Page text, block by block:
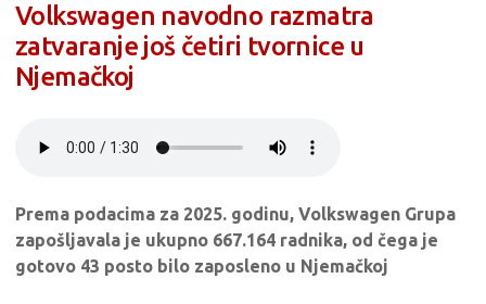
Volkswagen navodno razmatra
zatvaranje još četiri tvornice u
Njemačkoj
Prema podacima za 2025. godinu, Volkswagen Grupa
zapošljavala je ukupno 667.164 radnika, od čega je
gotovo 43 posto bilo zaposleno u Njemačkoj